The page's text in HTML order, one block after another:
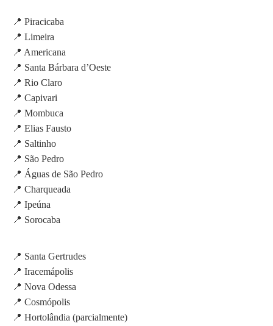
📍 Piracicaba
📍 Limeira
📍 Americana
📍 Santa Bárbara d’Oeste
📍 Rio Claro
📍 Capivari
📍 Mombuca
📍 Elias Fausto
📍 Saltinho
📍 São Pedro
📍 Águas de São Pedro
📍 Charqueada
📍 Ipeúna
📍 Sorocaba
📍 Santa Gertrudes
📍 Iracemápolis
📍 Nova Odessa
📍 Cosmópolis
📍 Hortolândia (parcialmente)